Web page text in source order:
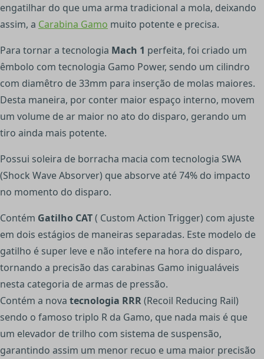
engatilhar do que uma arma tradicional a mola, deixando
assim, a Carabina Gamo muito potente e precisa.
Para tornar a tecnologia Mach 1 perfeita, foi criado um
êmbolo com tecnologia Gamo Power, sendo um cilindro
com diamêtro de 33mm para inserção de molas maiores.
Desta maneira, por conter maior espaço interno, movem
um volume de ar maior no ato do disparo, gerando um
tiro ainda mais potente.
Possui soleira de borracha macia com tecnologia SWA
(Shock Wave Absorver) que absorve até 74% do impacto
no momento do disparo.
Contém Gatilho CAT( Custom Action Trigger) com ajuste
em dois estágios de maneiras separadas. Este modelo de
gatilho é super leve e não intefere na hora do disparo,
tornando a precisão das carabinas Gamo inigualáveis
nesta categoria de armas de pressão.
Contém a nova tecnologia RRR(Recoil Reducing Rail)
sendo o famoso triplo R da Gamo, que nada mais é que
um elevador de trilho com sistema de suspensão,
garantindo assim um menor recuo e uma maior precisão